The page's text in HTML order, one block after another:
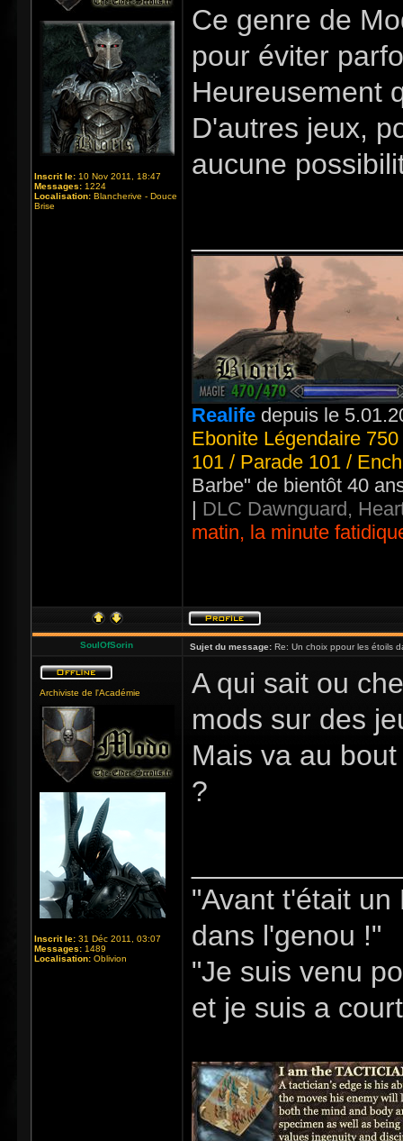
Inscrit le: 10 Nov 2011, 18:47
Messages: 1224
Localisation: Blancherive - Douce
Brise
Ce genre de
pour éviter
Heureusement
D'autres jeux,
aucune
Realife depuis le
Ebonite Légendaire
101 / Parade 101 /
Barbe" de bientôt 40
| DLC Dawnguard,
matin, la minute
SoulOfSorin Sujet du message: Re: Un choix ppour les étoils
Archiviste de l'Académie
Inscrit le: 31 Déc 2011, 03:07
Messages: 1489
Localisation: Oblivion
A qui sait ou
mods sur des
Mais va au
?
"Avant t'était
dans l'genou !"
"Je suis venu
et je suis a